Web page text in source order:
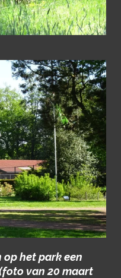
op het park een
van 20 maart